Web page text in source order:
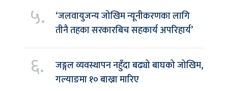
५.
‘जलवायुजन्य जोखिम न्यूनीकरणका लागि
तीनै तहका सरकारबिच सहकार्य अपरिहार्य’
६.
जङ्गल व्यवस्थापन नहुँदा बढ्यो बाघको जोखिम,
गल्याङमा १० बाख्रा मारिए